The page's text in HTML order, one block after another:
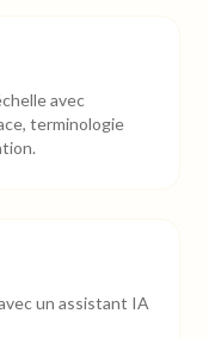
avec
terminologie
un assistant IA